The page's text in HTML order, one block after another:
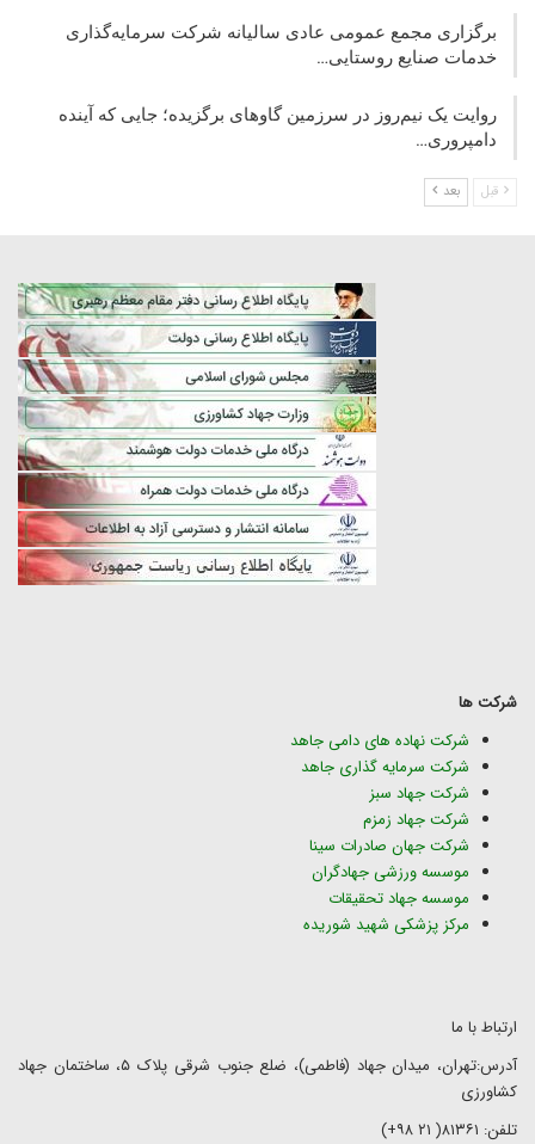
برگزاری مجمع عمومی عادی سالیانه شرکت سرمایه‌گذاری
خدمات صنایع روستایی…
روایت یک نیم‌روز در سرزمین گاوهای برگزیده؛ جایی که آینده
دامپروری…
قبل بعد
شرکت ها
شرکت نهاده های دامی جاهد
شرکت سرمایه گذاری جاهد
شرکت جهاد سبز
شرکت جهاد زمزم
شرکت جهان صادرات سینا
موسسه ورزشی جهادگران
موسسه جهاد تحقیقات
مرکز پزشکی شهید شوریده
ارتباط با ما
آدرس:تهران، میدان جهاد (فاطمی)، ضلع جنوب شرقی پلاک ۵، ساختمان جهاد
کشاورزی
تلفن: ۸۱۳۶۱( ۲۱ ۹۸+)